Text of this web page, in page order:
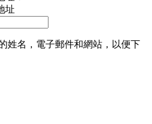
址
姓名，電子郵件和網站，以便下